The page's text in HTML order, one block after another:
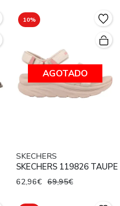
10%
AGOTADO
SKECHERS
SKECHERS 119826 TAUPE
62,96€ 69,95€